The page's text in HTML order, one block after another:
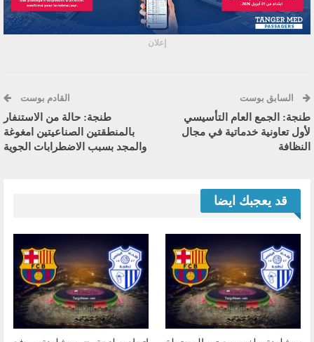
إعلان
السابق بوست
طنجة: الجمع العام التأسيسي
لأول تعاونية خدماتية في مجال
النظافة
القادم بوست
طنجة: حالة من الاستنفار
بالمنطقتين الصناعيتين امغوغة
والمجد بسبب الاضطرابات الجوية
قد يعجبك ايضا